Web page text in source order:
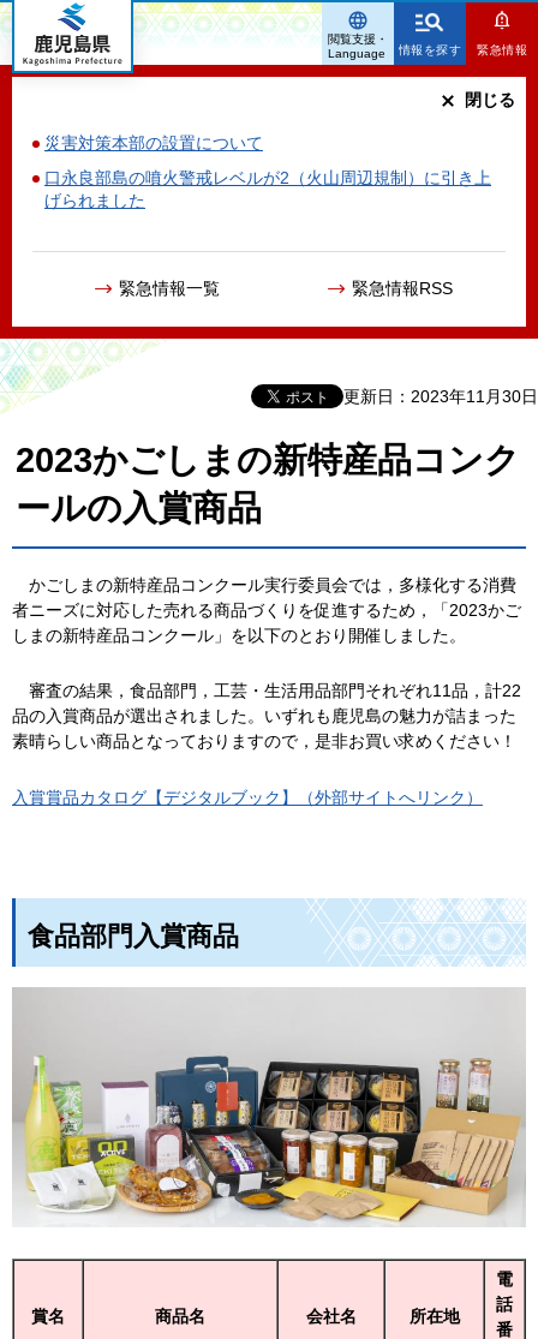
鹿児島県
情報を探す 緊急情報
災害対策本部の設置について
口永良部島の噴火警戒レベルが2（火山周辺規制）に引き上
げられました
緊急情報一覧 緊急情報RSS
閉じる
閲覧支援・
Language
更新日：2023年11月30日
2023かごしまの新特産品コンク
ールの入賞商品
かごしまの新特産品コンクール実行委員会では，多様化する消費
者ニーズに対応した売れる商品づくりを促進するため，「2023かご
しまの新特産品コンクール」を以下のとおり開催しました。
審査の結果，食品部門，工芸・生活用品部門それぞれ11品，計22
品の入賞商品が選出されました。いずれも鹿児島の魅力が詰まった
素晴らしい商品となっておりますので，是非お買い求めください！
入賞賞品カタログ【デジタルブック】（外部サイトへリンク）
食品部門入賞商品
賞名 商品名 会社名 所在地
電
話
番